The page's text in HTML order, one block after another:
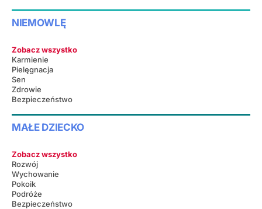
NIEMOWLĘ
Zobacz wszystko
Karmienie
Pielęgnacja
Sen
Zdrowie
Bezpieczeństwo
MAŁE DZIECKO
Zobacz wszystko
Rozwój
Wychowanie
Pokoik
Podróże
Bezpieczeństwo